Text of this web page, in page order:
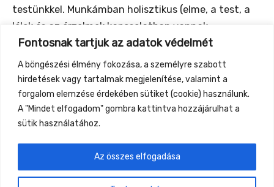
Fontosnak tartjuk az adatok védelmét
A böngészési élmény fokozása, a személyre szabott
hirdetések vagy tartalmak megjelenítése, valamint a
forgalom elemzése érdekében sütiket (cookie) használunk.
A "Mindet elfogadom" gombra kattintva hozzájárulhat a
sütik használatához.
Az összes elfogadása
testünkkel. Munkámban holisztikus (elme, a test, a
lélek és az érzelmek kapcsolatban vannak
egymással), illetve rendszerszemléletet képviselek,
amiben mindkét tevékenység teret kaphat, sőt
integrálva a kettőt, komplex segítséget nyújthatok
a hozzám fordulóknak.
Previous Event